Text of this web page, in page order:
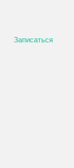
Записаться